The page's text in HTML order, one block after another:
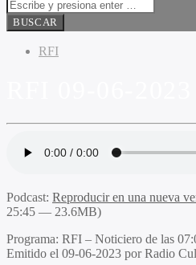
RFI
Podcast: Reproducir en una nueva
25:45 — 23.6MB)
Programa: RFI – Noticiero de las
Emitido el 09-06-2023 por Radio